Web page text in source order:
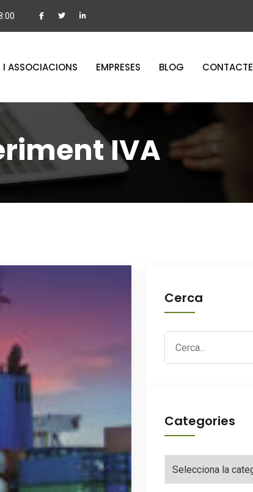
ASSOCIACIONS EMPRESES BLOG CONTACTE
IVA
Cerca
Categories